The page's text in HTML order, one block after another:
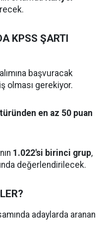
KPSS ŞARTI
başvuracak
olması gerekiyor.
en az 50 puan
1.022'si birinci grup,
değerlendirilecek.
adaylarda aranan